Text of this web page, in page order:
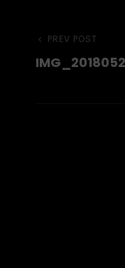
Previous
Post
PREV POST